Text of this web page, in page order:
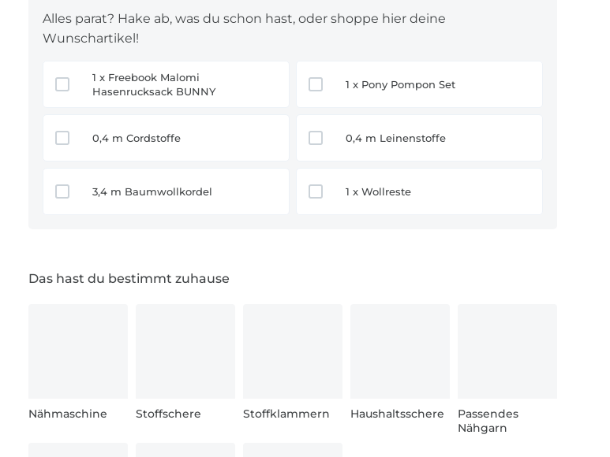
Viel Freude beim Nähen!
Alles parat? Hake ab, was du schon hast, oder shoppe hier deine
Wunschartikel!
1 x Freebook Malomi
Hasenrucksack BUNNY
1 x Pony Pompon Set
0,4 m Cordstoffe 0,4 m Leinenstoffe
3,4 m Baumwollkordel 1 x Wollreste
Das hast du bestimmt zuhause
Nähmaschine Stoffschere Stoffklammern Haushaltsschere
Passendes
Nähgarn